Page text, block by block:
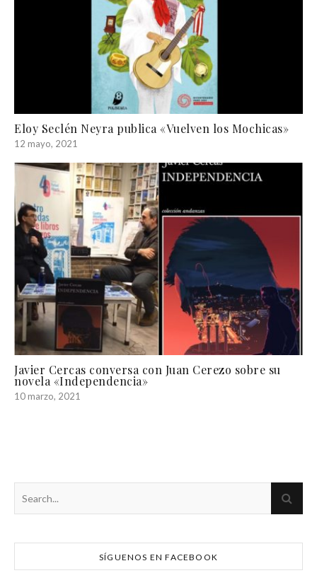
Eloy Seclén Neyra publica «Vuelven los Mochicas»
12 mayo, 2021
Javier Cercas conversa con Juan Cerezo sobre su
novela «Independencia»
10 marzo, 2021
SÍGUENOS EN FACEBOOK